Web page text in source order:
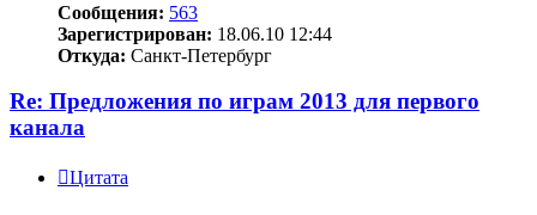
Сообщения: 563
Зарегистрирован: 18.06.10 12:44
Откуда: Санкт-Петербург
Re: Предложения по играм 2013 для первого
канала
Цитата